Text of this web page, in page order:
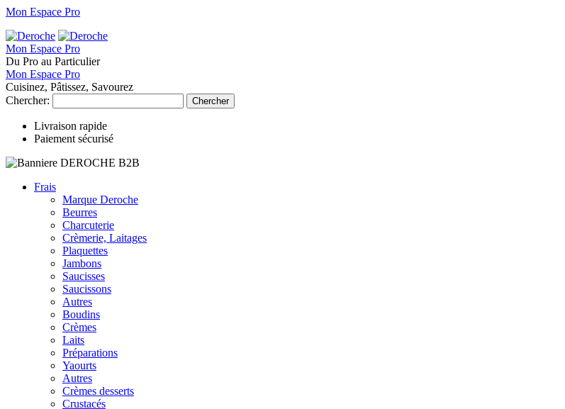
Mon Espace Pro
Mon Espace Pro
Du Pro au Particulier
Mon Espace Pro
Cuisinez, Pâtissez, Savourez
Chercher:
Chercher
Livraison rapide
Paiement sécurisé
Frais
Marque Deroche
Beurres
Charcuterie
Crèmerie, Laitages
Plaquettes
Jambons
Saucisses
Saucissons
Autres
Boudins
Crèmes
Laits
Préparations
Yaourts
Autres
Crèmes desserts
Crustacés